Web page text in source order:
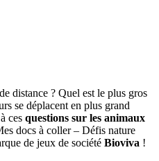
distance ? Quel est le plus gros
se déplacent en plus grand
ces questions sur les animaux
docs à coller – Défis nature
de jeux de société Bioviva !